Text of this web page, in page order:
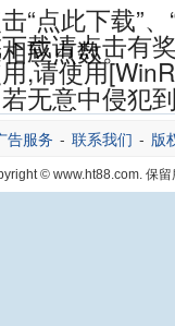
“点此下载”
应点数。
载请点击有
,请使用
无意中侵犯
告服务 - 联系我们 - 版
© www.ht88.com. 保